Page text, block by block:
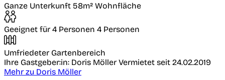
Ganze Unterkunft 58m² Wohnfläche
Geeignet für 4 Personen 4 Personen
Umfriedeter Gartenbereich
Ihre Gastgeber:in: Doris Möller Vermietet seit 24.02.2019
Mehr zu Doris Möller